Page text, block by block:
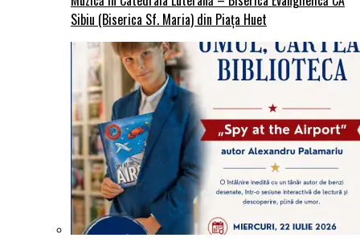
Sibiu (Biserica Sf. Maria) din Piaţa Huet